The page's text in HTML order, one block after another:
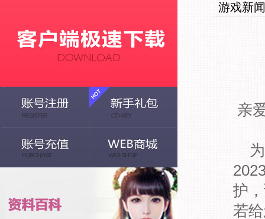
游戏新闻
亲
护
若